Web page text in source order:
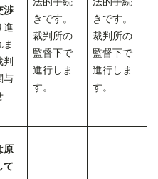
渉
進
ま
判
与
きです。
裁判所の
監督下で
進行しま
す。
きです。
裁判所の
監督下で
進行しま
す。
原
て